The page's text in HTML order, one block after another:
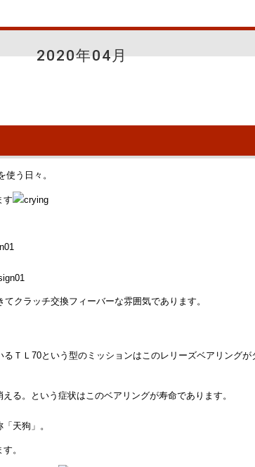
2020年04月
う日々。
す
クラッチ交換フィーバーな雰囲気であります。
ＴＬ70という型のミッションはこのレリーズベアリング
る。という症状はこのベアリングが寿命であります。
天狗」。
。